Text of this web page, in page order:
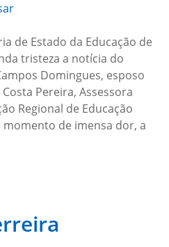
de Estado da Educação de
tristeza a notícia do
Domingues, esposo
Pereira, Assessora
Regional de Educação
momento de imensa dor, a